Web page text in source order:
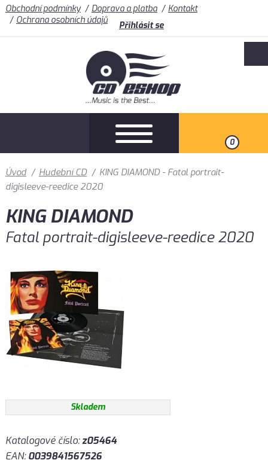
Obchodní podmínky Doprava a platba
Kontakt
Ochrana osobních údajů
Přihlásit se
0
Úvod / Hudební CD / KING DIAMOND - Fatal portrait-
digisleeve-reedice 2020
KING DIAMOND
Fatal portrait-digisleeve-reedice 2020
Skladem
Katalogové číslo:z05464
EAN:0039841567526